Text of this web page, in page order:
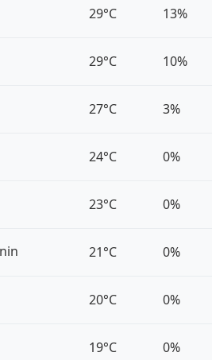
29°C 13%
29°C 10%
27°C 3%
24°C 0%
23°C 0%
21°C 0%
20°C 0%
19°C 0%